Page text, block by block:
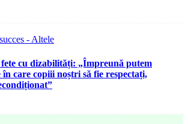
- Altele
cu dizabilități: „Împreună putem
în care copiii noștri să fie respectați,